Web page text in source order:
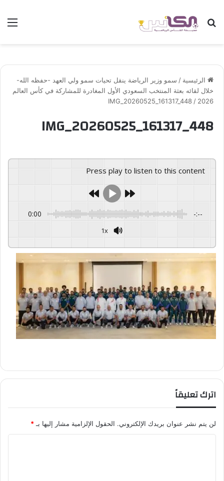
بحث عن
الرئيسية / سمو وزير الرياضة ينقل تحيات سمو ولي العهد -حفظه الله-
خلال لقائه بعثة المنتخب السعودي الأول المغادرة للمشاركة في كأس العالم
2026
/
IMG_20260525_161317_448
IMG_20260525_161317_448
Press play to listen to this content
0:00 -:--
1x
اترك تعليقاً
لن يتم نشر عنوان بريدك الإلكتروني. الحقول الإلزامية مشار إليها بـ *